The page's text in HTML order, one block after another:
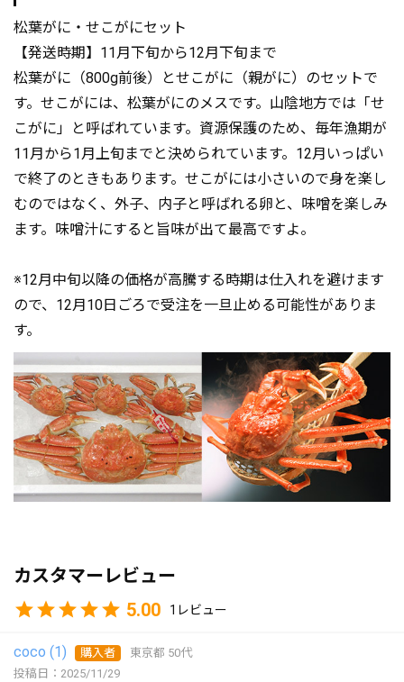
松葉がに・せこがにセット
【発送時期】11月下旬から12月下旬まで
松葉がに（800g前後）とせこがに（親がに）のセットで
す。せこがには、松葉がにのメスです。山陰地方では「せ
こがに」と呼ばれています。資源保護のため、毎年漁期が
11月から1月上旬までと決められています。12月いっぱい
で終了のときもあります。せこがには小さいので身を楽し
むのではなく、外子、内子と呼ばれる卵と、味噌を楽しみ
ます。味噌汁にすると旨味が出て最高ですよ。
※12月中旬以降の価格が高騰する時期は仕入れを避けます
ので、12月10日ごろで受注を一旦止める可能性がありま
す。
カスタマーレビュー
5.00
1
coco 1 購入者 東京都 50代
投稿日
2025/11/29